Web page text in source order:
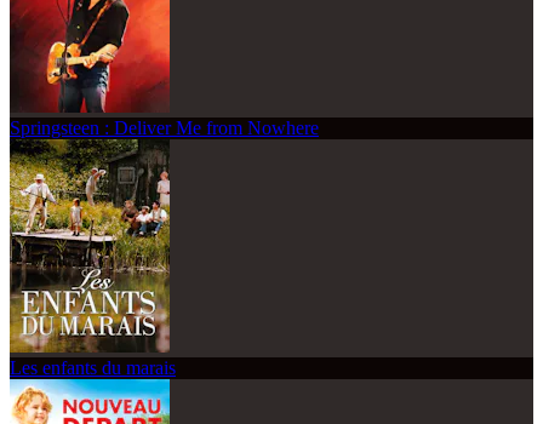
Springsteen : Deliver Me from Nowhere
Les enfants du marais